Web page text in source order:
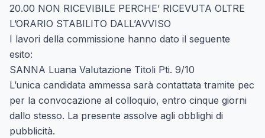
20.00 NON RICEVIBILE PERCHE’ RICEVUTA OLTRE
L’ORARIO STABILITO DALL’AVVISO
I lavori della commissione hanno dato il seguente
esito:
SANNA Luana Valutazione Titoli Pti. 9/10
L’unica candidata ammessa sarà contattata tramite pec
per la convocazione al colloquio, entro cinque giorni
dallo stesso. La presente assolve agli obblighi di
pubblicità.